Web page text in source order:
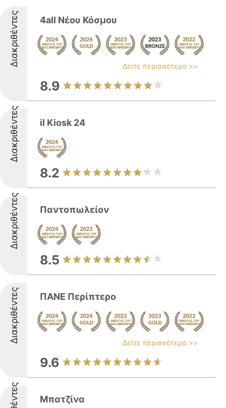
Διακριθέντες 4all Νέου Κόσμου
Δείτε περισσότερα >>
8.9
Διακριθέντες il Kiosk 24
8.2
Διακριθέντες Παντοπωλείον
8.5
Διακριθέντες ΠΑΝΕ Περίπτερο
Δείτε περισσότερα >>
9.6
Μπατζίνα